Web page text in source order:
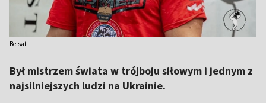
Belsat
Był mistrzem świata w trójboju siłowym i jednym z
najsilniejszych ludzi na Ukrainie.